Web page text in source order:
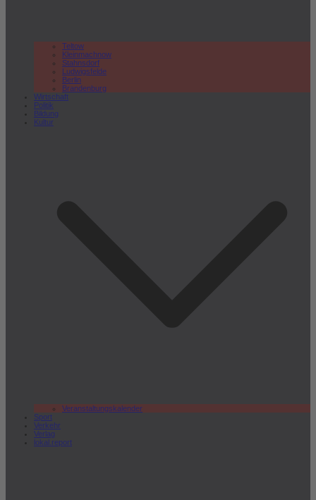
Teltow
Kleinmachnow
Stahnsdorf
Ludwigsfelde
Berlin
Brandenburg
Wirtschaft
Politik
Bildung
Kultur
Veranstaltungskalender
Sport
Verkehr
Verlag
lokal.report